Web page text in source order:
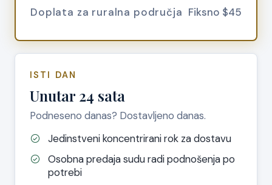
Doplata za ruralna područja Fiksno $45
ISTI DAN
Unutar 24 sata
Podneseno danas? Dostavljeno danas.
Jedinstveni koncentrirani rok za dostavu
Osobna predaja sudu radi podnošenja po
potrebi